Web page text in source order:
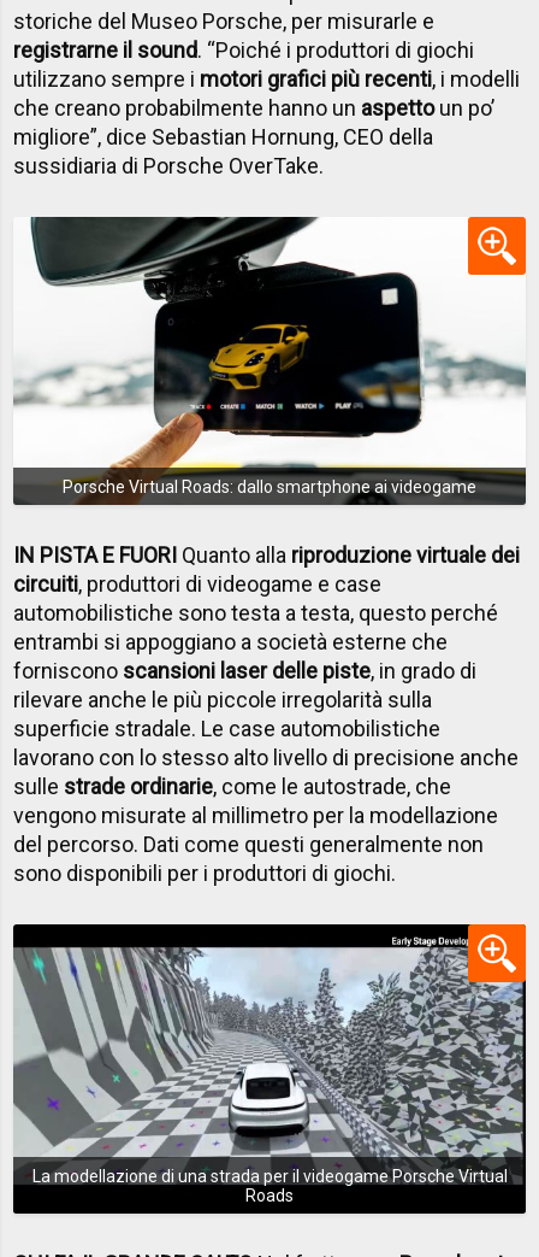
storiche del Museo Porsche, per misurarle e
registrarne il sound. “Poiché i produttori di giochi
utilizzano sempre i motori grafici più recenti, i modelli
che creano probabilmente hanno un aspettoun po’
migliore”, dice Sebastian Hornung, CEO della
sussidiaria di Porsche OverTake.
Porsche Virtual Roads: dallo smartphone ai videogame
IN PISTA E FUORI Quanto alla riproduzione virtuale dei
circuiti, produttori di videogame e case
automobilistiche sono testa a testa, questo perché
entrambi si appoggiano a società esterne che
forniscono scansioni laser delle piste, in grado di
rilevare anche le più piccole irregolarità sulla
superficie stradale. Le case automobilistiche
lavorano con lo stesso alto livello di precisione anche
sulle strade ordinarie, come le autostrade, che
vengono misurate al millimetro per la modellazione
del percorso. Dati come questi generalmente non
sono disponibili per i produttori di giochi.
La modellazione di una strada per il videogame Porsche Virtual
Roads